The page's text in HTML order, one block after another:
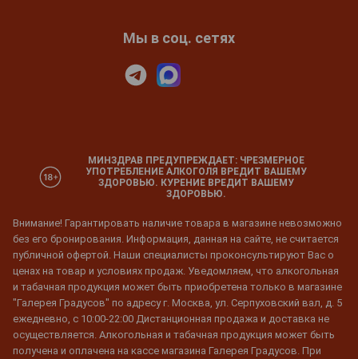
Мы в соц. сетях
МИНЗДРАВ ПРЕДУПРЕЖДАЕТ: ЧРЕЗМЕРНОЕ
УПОТРЕБЛЕНИЕ АЛКОГОЛЯ ВРЕДИТ ВАШЕМУ
ЗДОРОВЬЮ. КУРЕНИЕ ВРЕДИТ ВАШЕМУ
ЗДОРОВЬЮ.
Внимание! Гарантировать наличие товара в магазине невозможно
без его бронирования. Информация, данная на сайте, не считается
публичной офертой. Наши специалисты проконсультируют Вас о
ценах на товар и условиях продаж. Уведомляем, что алкогольная
и табачная продукция может быть приобретена только в магазине
"Галерея Градусов" по адресу г. Москва, ул. Серпуховский вал, д. 5
ежедневно, с 10:00-22:00 Дистанционная продажа и доставка не
осуществляется. Алкогольная и табачная продукция может быть
получена и оплачена на кассе магазина Галерея Градусов. При